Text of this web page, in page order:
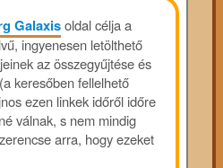
Galaxisoldal célja a
ingyenesen letölthető
az összegyűjtése és
keresőben fellelhető
ezen linkek időről időre
válnak, s nem mindig
arra, hogy ezeket